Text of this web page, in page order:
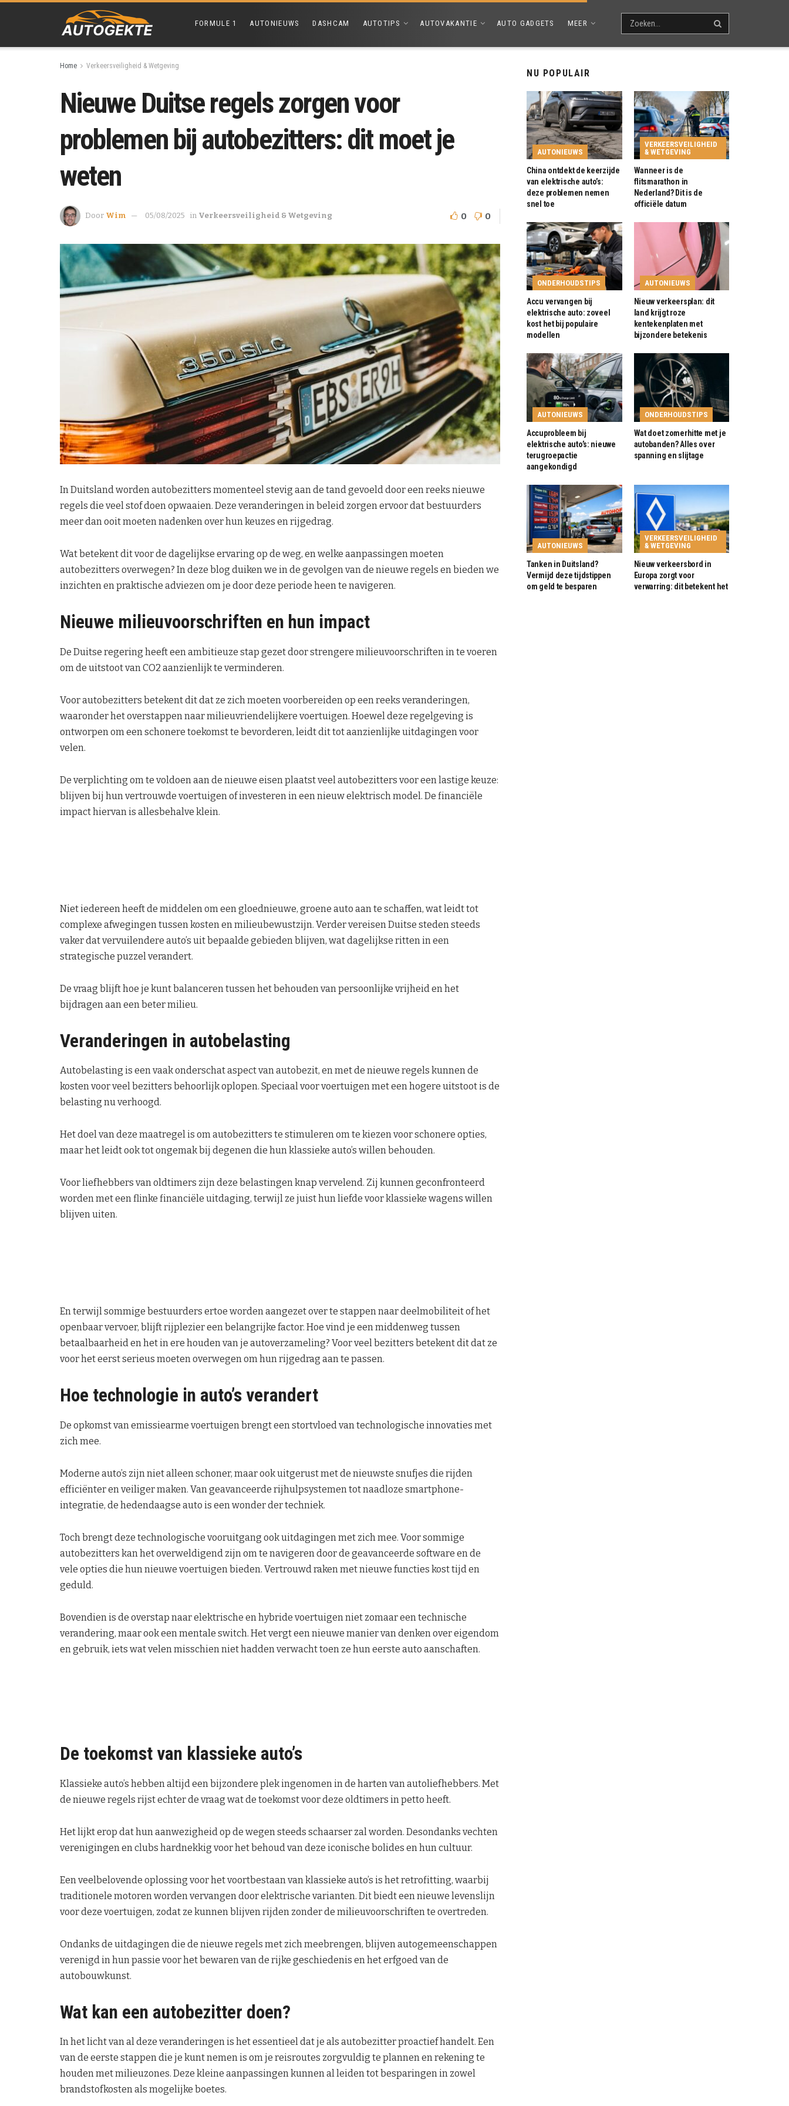
FORMULE 1 AUTONIEUWS DASHCAM AUTOTIPS AUTOVAKANTIE AUTO GADGETS MEER
Home Verkeersveiligheid & Wetgeving
Nieuwe Duitse regels zorgen voor
problemen bij autobezitters: dit moet je
weten
Door Wim 05/08/2025 in Verkeersveiligheid & Wetgeving 0 0
In Duitsland worden autobezitters momenteel stevig aan de tand gevoeld door een reeks nieuwe
regels die veel stof doen opwaaien. Deze veranderingen in beleid zorgen ervoor dat bestuurders
meer dan ooit moeten nadenken over hun keuzes en rijgedrag.
Wat betekent dit voor de dagelijkse ervaring op de weg, en welke aanpassingen moeten
autobezitters overwegen? In deze blog duiken we in de gevolgen van de nieuwe regels en bieden we
inzichten en praktische adviezen om je door deze periode heen te navigeren.
Nieuwe milieuvoorschriften en hun impact
De Duitse regering heeft een ambitieuze stap gezet door strengere milieuvoorschriften in te voeren
om de uitstoot van CO2 aanzienlijk te verminderen.
Voor autobezitters betekent dit dat ze zich moeten voorbereiden op een reeks veranderingen,
waaronder het overstappen naar milieuvriendelijkere voertuigen. Hoewel deze regelgeving is
ontworpen om een schonere toekomst te bevorderen, leidt dit tot aanzienlijke uitdagingen voor
velen.
De verplichting om te voldoen aan de nieuwe eisen plaatst veel autobezitters voor een lastige keuze:
blijven bij hun vertrouwde voertuigen of investeren in een nieuw elektrisch model. De financiële
impact hiervan is allesbehalve klein.
Niet iedereen heeft de middelen om een gloednieuwe, groene auto aan te schaffen, wat leidt tot
complexe afwegingen tussen kosten en milieubewustzijn. Verder vereisen Duitse steden steeds
vaker dat vervuilendere auto’s uit bepaalde gebieden blijven, wat dagelijkse ritten in een
strategische puzzel verandert.
De vraag blijft hoe je kunt balanceren tussen het behouden van persoonlijke vrijheid en het
bijdragen aan een beter milieu.
Veranderingen in autobelasting
Autobelasting is een vaak onderschat aspect van autobezit, en met de nieuwe regels kunnen de
kosten voor veel bezitters behoorlijk oplopen. Speciaal voor voertuigen met een hogere uitstoot is de
belasting nu verhoogd.
Het doel van deze maatregel is om autobezitters te stimuleren om te kiezen voor schonere opties,
maar het leidt ook tot ongemak bij degenen die hun klassieke auto’s willen behouden.
Voor liefhebbers van oldtimers zijn deze belastingen knap vervelend. Zij kunnen geconfronteerd
worden met een flinke financiële uitdaging, terwijl ze juist hun liefde voor klassieke wagens willen
blijven uiten.
En terwijl sommige bestuurders ertoe worden aangezet over te stappen naar deelmobiliteit of het
openbaar vervoer, blijft rijplezier een belangrijke factor. Hoe vind je een middenweg tussen
betaalbaarheid en het in ere houden van je autoverzameling? Voor veel bezitters betekent dit dat ze
voor het eerst serieus moeten overwegen om hun rijgedrag aan te passen.
Hoe technologie in auto’s verandert
De opkomst van emissiearme voertuigen brengt een stortvloed van technologische innovaties met
zich mee.
Moderne auto’s zijn niet alleen schoner, maar ook uitgerust met de nieuwste snufjes die rijden
efficiënter en veiliger maken. Van geavanceerde rijhulpsystemen tot naadloze smartphone-
integratie, de hedendaagse auto is een wonder der techniek.
Toch brengt deze technologische vooruitgang ook uitdagingen met zich mee. Voor sommige
autobezitters kan het overweldigend zijn om te navigeren door de geavanceerde software en de
vele opties die hun nieuwe voertuigen bieden. Vertrouwd raken met nieuwe functies kost tijd en
geduld.
Bovendien is de overstap naar elektrische en hybride voertuigen niet zomaar een technische
verandering, maar ook een mentale switch. Het vergt een nieuwe manier van denken over eigendom
en gebruik, iets wat velen misschien niet hadden verwacht toen ze hun eerste auto aanschaften.
De toekomst van klassieke auto’s
Klassieke auto’s hebben altijd een bijzondere plek ingenomen in de harten van autoliefhebbers. Met
de nieuwe regels rijst echter de vraag wat de toekomst voor deze oldtimers in petto heeft.
Het lijkt erop dat hun aanwezigheid op de wegen steeds schaarser zal worden. Desondanks vechten
verenigingen en clubs hardnekkig voor het behoud van deze iconische bolides en hun cultuur.
Een veelbelovende oplossing voor het voortbestaan van klassieke auto’s is het retrofitting, waarbij
traditionele motoren worden vervangen door elektrische varianten. Dit biedt een nieuwe levenslijn
voor deze voertuigen, zodat ze kunnen blijven rijden zonder de milieuvoorschriften te overtreden.
Ondanks de uitdagingen die de nieuwe regels met zich meebrengen, blijven autogemeenschappen
verenigd in hun passie voor het bewaren van de rijke geschiedenis en het erfgoed van de
autobouwkunst.
Wat kan een autobezitter doen?
In het licht van al deze veranderingen is het essentieel dat je als autobezitter proactief handelt. Een
van de eerste stappen die je kunt nemen is om je reisroutes zorgvuldig te plannen en rekening te
houden met milieuzones. Deze kleine aanpassingen kunnen al leiden tot besparingen in zowel
brandstofkosten als mogelijke boetes.
NU POPULAIR
AUTONIEUWS
China ontdekt de keerzijde
van elektrische auto’s:
deze problemen nemen
snel toe
VERKEERSVEILIGHEID
& WETGEVING
Wanneer is de
flitsmarathon in
Nederland? Dit is de
officiële datum
ONDERHOUDSTIPS
Accu vervangen bij
elektrische auto: zoveel
kost het bij populaire
modellen
AUTONIEUWS
Nieuw verkeersplan: dit
land krijgt roze
kentekenplaten met
bijzondere betekenis
AUTONIEUWS
Accuprobleem bij
elektrische auto’s: nieuwe
terugroepactie
aangekondigd
ONDERHOUDSTIPS
Wat doet zomerhitte met je
autobanden? Alles over
spanning en slijtage
AUTONIEUWS
Tanken in Duitsland?
Vermijd deze tijdstippen
om geld te besparen
VERKEERSVEILIGHEID
& WETGEVING
Nieuw verkeersbord in
Europa zorgt voor
verwarring: dit betekent het